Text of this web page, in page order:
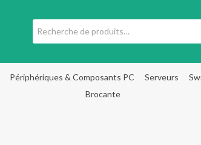
Recherche
pour :
Périphériques & Composants PC Serveurs
Brocante